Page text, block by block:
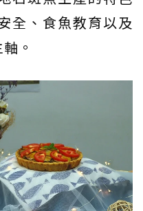
全、食魚教育以及
。